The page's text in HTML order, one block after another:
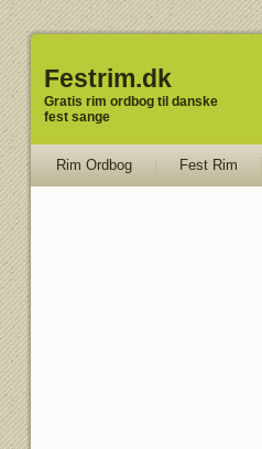
Festrim.dk
Gratis rim ordbog til danske
fest sange
Rim Ordbog Fest Rim